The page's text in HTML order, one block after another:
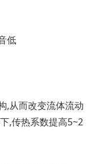
低
,从而改变流体流动
,传热系数提高5~2